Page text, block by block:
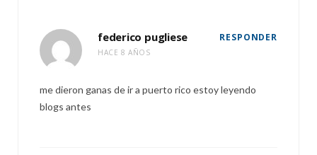
federico pugliese
HACE 8 AÑOS
RESPONDER
me dieron ganas de ir a puerto rico estoy leyendo
blogs antes